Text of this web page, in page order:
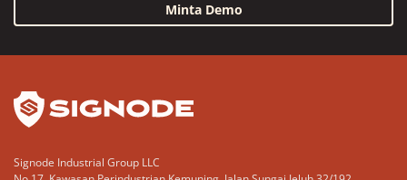
Minta Demo
Signode Industrial Group LLC